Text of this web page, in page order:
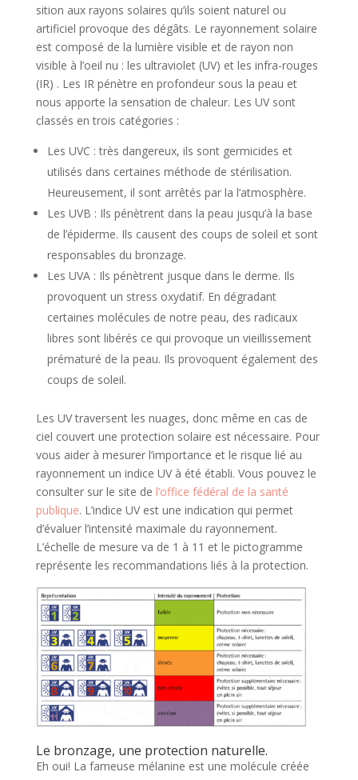
sition aux rayons solaires qu’ils soient naturel ou
artificiel provoque des dégâts. Le rayonnement solaire
est composé de la lumière visible et de rayon non
visible à l’oeil nu : les ultraviolet (UV) et les infra-rouges
(IR) . Les IR pénètre en profondeur sous la peau et
nous apporte la sensation de chaleur. Les UV sont
classés en trois catégories :
Les UVC : très dangereux, ils sont germicides et
utilisés dans certaines méthode de stérilisation.
Heureusement, il sont arrêtés par la l’atmosphère.
Les UVB : Ils pénètrent dans la peau jusqu’à la base
de l’épiderme. Ils causent des coups de soleil et sont
responsables du bronzage.
Les UVA : Ils pénètrent jusque dans le derme. Ils
provoquent un stress oxydatif. En dégradant
certaines molécules de notre peau, des radicaux
libres sont libérés ce qui provoque un vieillissement
prématuré de la peau. Ils provoquent également des
coups de soleil.
Les UV traversent les nuages, donc même en cas de
ciel couvert une protection solaire est nécessaire. Pour
vous aider à mesurer l’importance et le risque lié au
rayonnement un indice UV à été établi. Vous pouvez le
consulter sur le site de l’office fédéral de la santé
publique. L’indice UV est une indication qui permet
d’évaluer l’intensité maximale du rayonnement.
L’échelle de mesure va de 1 à 11 et le pictogramme
représente les recommandations liés à la protection.
Le bronzage, une protection naturelle.
Eh oui! La fameuse mélanine est une molécule créée